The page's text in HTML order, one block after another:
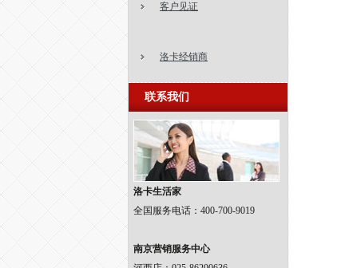
客户见证
洛卡经销商
联系我们
洛卡生活家
全国服务电话：400-700-9019
南京营销服务中心